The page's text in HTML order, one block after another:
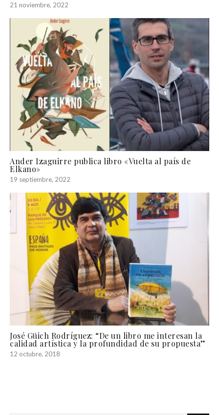
21 noviembre, 2022
Ander Izaguirre publica libro «Vuelta al país de
Elkano»
19 septiembre, 2022
José Güich Rodríguez: “De un libro me interesan la
calidad artística y la profundidad de su propuesta”
12 octubre, 2018